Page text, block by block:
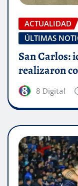
ACTUALIDAD
ÚLTIMAS
San Carlos:
realizaron
8 Digital